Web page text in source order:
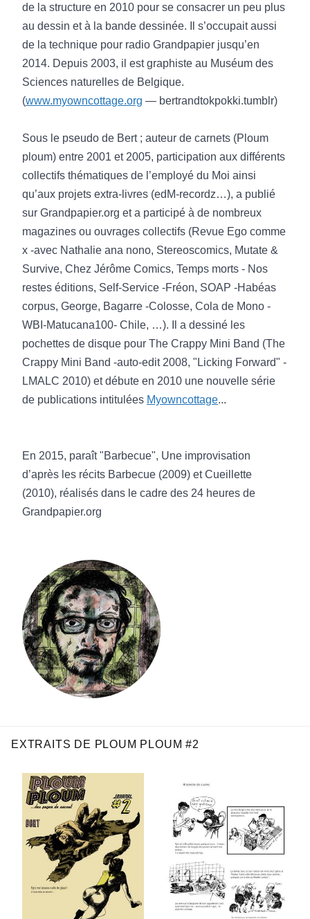
de la structure en 2010 pour se consacrer un peu plus
au dessin et à la bande dessinée. Il s’occupait aussi
de la technique pour radio Grandpapier jusqu’en
2014. Depuis 2003, il est graphiste au Muséum des
Sciences naturelles de Belgique.
(www.myowncottage.org — bertrandtokpokki.tumblr)
Sous le pseudo de Bert ; auteur de carnets (Ploum
ploum) entre 2001 et 2005, participation aux différents
collectifs thématiques de l’employé du Moi ainsi
qu’aux projets extra-livres (edM-recordz…), a publié
sur Grandpapier.org et a participé à de nombreux
magazines ou ouvrages collectifs (Revue Ego comme
x -avec Nathalie ana nono, Stereoscomics, Mutate &
Survive, Chez Jérôme Comics, Temps morts - Nos
restes éditions, Self-Service -Fréon, SOAP -Habéas
corpus, George, Bagarre -Colosse, Cola de Mono -
WBI-Matucana100- Chile, …). Il a dessiné les
pochettes de disque pour The Crappy Mini Band (The
Crappy Mini Band -auto-edit 2008, "Licking Forward" -
LMALC 2010) et débute en 2010 une nouvelle série
de publications intitulées Myowncottage...
En 2015, paraît "Barbecue", Une improvisation
d’après les récits Barbecue (2009) et Cueillette
(2010), réalisés dans le cadre des 24 heures de
Grandpapier.org
EXTRAITS DE PLOUM PLOUM #2